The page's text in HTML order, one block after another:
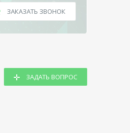
ЗАКАЗАТЬ ЗВОНОК
ЗАДАТЬ ВОПРОС